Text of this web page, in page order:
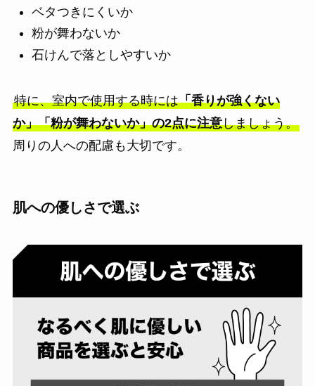
ベタつきにくいか
粉が舞わないか
石けんで落としやすいか
特に、室内で使用する時には「香りが強くない
か」「粉が舞わないか」の2点に注意しましょう。
周りの人への配慮も大切です。
肌への優しさで選ぶ